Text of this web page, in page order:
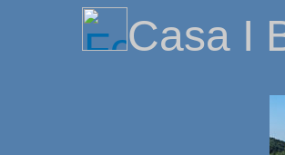
Casa I